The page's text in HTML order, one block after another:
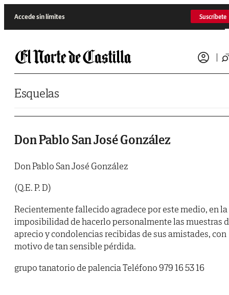
Accede sin límites Suscríbete
Esquelas
Don Pablo San José González
Don Pablo San José González
(Q.E. P. D)
Recientemente fallecido agradece por este medio, en la
imposibilidad de hacerlo personalmente las muestras
aprecio y condolencias recibidas de sus amistades, con
motivo de tan sensible pérdida.
grupo tanatorio de palencia Teléfono 979 16 53 16